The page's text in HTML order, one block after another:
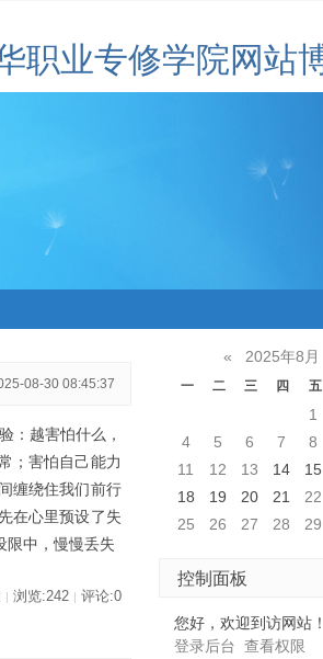
职业专修学院网站
08-30 08:45:37
：越害怕什么，
；害怕自己能力
缠绕住我们前行
在心里预设了失
限中，慢慢丢失
| 浏览:242 | 评论:0
« 2025年8月
一 二 三 四 五
1
4
5 6 7 8
11
12 13 14 15
18
19 20 21 22
25
26 27 28 29
控制面板
您好，欢迎到访网站！
登录后台 查看权限